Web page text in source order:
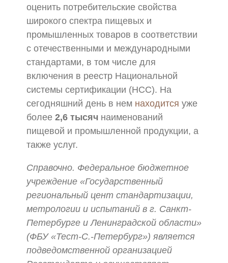
оценить потребительские свойства
широкого спектра пищевых и
промышленных товаров в соответствии
с отечественными и международными
стандартами, в том числе для
включения в реестр Национальной
системы сертификации (НСС). На
сегодняшний день в нем находится уже
более 2,6 тысяч наименований
пищевой и промышленной продукции, а
также услуг.
Справочно. Федеральное бюджетное
учреждение «Государственный
региональный цент стандартизации,
метрологии и испытаний в г. Санкт-
Петербурге и Ленинградской области»
(ФБУ «Тест-С.-Петербург») является
подведомственной организацией